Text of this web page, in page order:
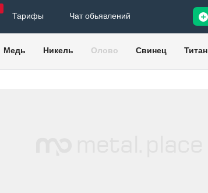
Тарифы Чат обьявлений
Медь Никель Олово Свинец Титан